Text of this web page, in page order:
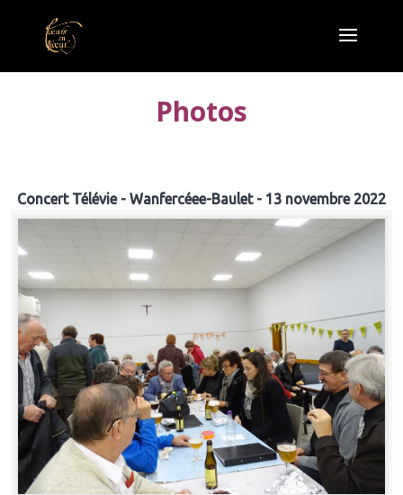
Photos
Concert Télévie - Wanfercéee-Baulet - 13 novembre 2022